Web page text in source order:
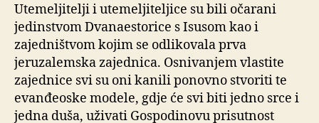
Utemeljitelji i utemeljiteljice su bili očarani
jedinstvom Dvanaestorice s Isusom kao i
zajedništvom kojim se odlikovala prva
jeruzalemska zajednica. Osnivanjem vlastite
zajednice svi su oni kanili ponovno stvoriti te
evanđeoske modele, gdje će svi biti jedno srce i
jedna duša, uživati Gospodinovu prisutnost